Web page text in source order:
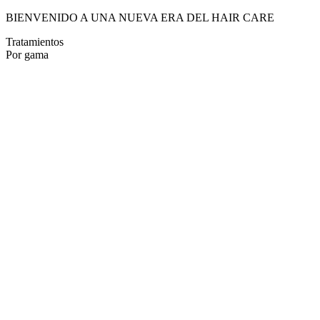
BIENVENIDO A UNA NUEVA ERA DEL HAIR CARE
Tratamientos
Por gama